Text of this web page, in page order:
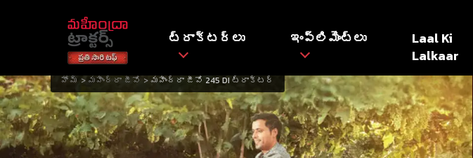
ట్రాక్టర్లు ఇంప్లిమెంట్లు
Laal Ki
Lalkaar
హోమ్ మహీంద్రా జీవో మహీంద్రా జీవో 245 DI ట్రాక్టర్